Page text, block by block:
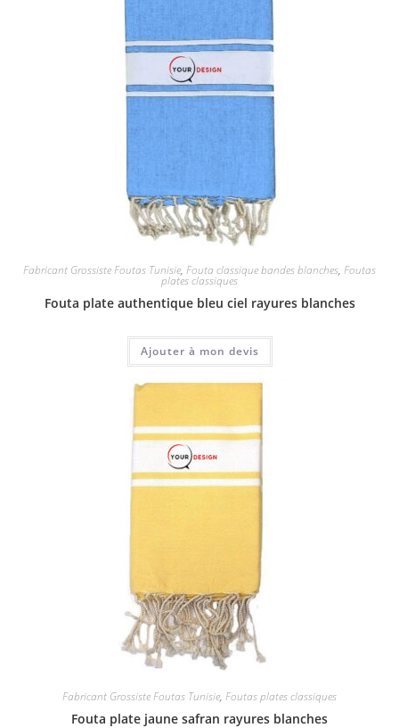
Fabricant Grossiste Foutas Tunisie, Fouta classique bandes blanches, Foutas
plates classiques
Fouta plate authentique bleu ciel rayures blanches
Ajouter à mon devis
Fabricant Grossiste Foutas Tunisie, Foutas plates classiques
Fouta plate jaune safran rayures blanches